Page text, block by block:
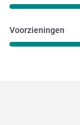
Voorzieningen